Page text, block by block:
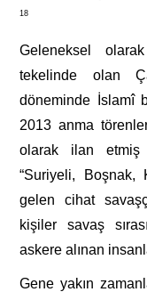
18
Geleneksel
tekelinde olan
döneminde İslamî
2013 anma
olarak ilan etmiş
“Suriyeli, Boşnak,
gelen cihat
kişiler savaş
askere alınan
Gene yakın